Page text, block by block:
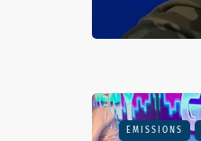
EMISSIONS